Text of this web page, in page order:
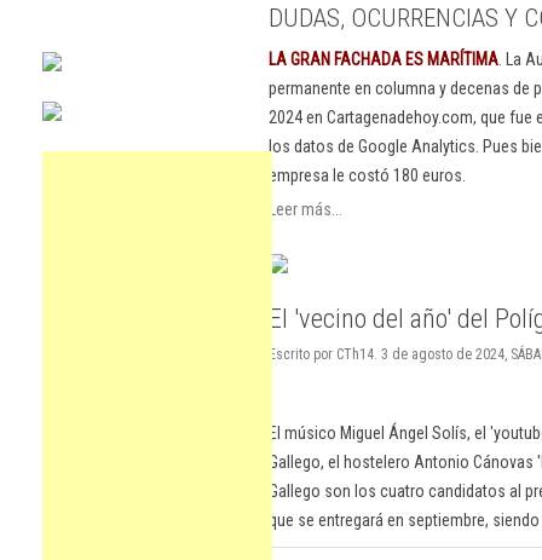
DUDAS, OCURRENCIAS Y
LA GRAN FACHADA ES MARÍTIMA . La
permanente en columna y decenas
2024 en Cartagenadehoy.com, que
los datos de Google Analytics. Pues
empresa le costó 180 euros.
Leer más...
El 'vecino del año' del
Escrito por CTh14. 3 de agosto de 2024,
El músico Miguel Ángel Solís, el
Gallego, el hostelero Antonio Cánovas
Gallego son los cuatro candidatos al
que se entregará en septiembre,